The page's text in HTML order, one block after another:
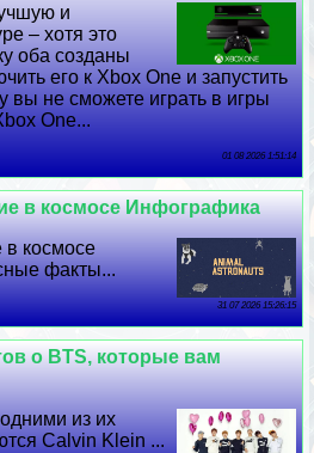
и
– хотя это
оба созданы
его к Xbox One и запустить
вы не сможете играть в игры
One...
01 08 2026 1:51:14
в космосе Инфографика
космосе
факты...
31 07 2026 15:26:15
о BTS, которые вам
из их
Calvin Klein ...